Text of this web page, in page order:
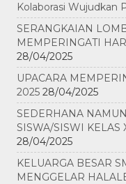
Kolaborasi Wujudkan
SERANGKAIAN
MEMPERINGATI
28/04/2025
UPACARA
2025 28/04/2025
SEDERHANA
SISWA/SISWI KELAS
28/04/2025
KELUARGA BESAR
MENGGELAR